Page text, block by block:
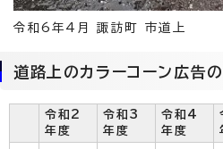
令和6年4月 諏訪町 市道上
道路上のカラーコーン広告
令和2
年度
令和3
年度
令和4
年度